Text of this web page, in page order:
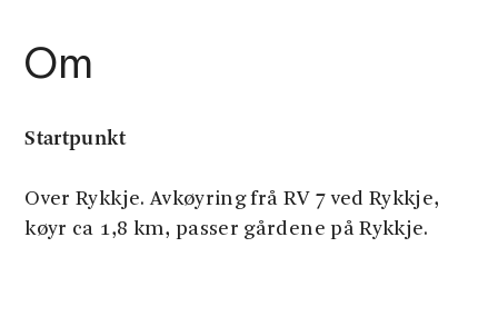
Om
Startpunkt
Over Rykkje. Avkøyring frå RV 7 ved Rykkje,
køyr ca 1,8 km, passer gårdene på Rykkje.